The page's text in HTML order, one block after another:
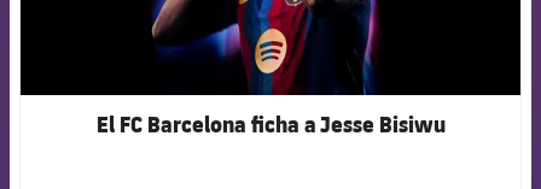
El FC Barcelona ficha a Jesse Bisiwu